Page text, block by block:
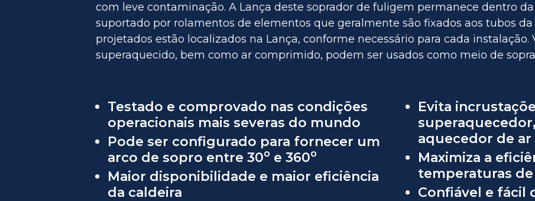
com leve contaminação. A Lança deste soprador de fuligem permanece dentro
suportado por rolamentos de elementos que geralmente são fixados aos tubos
projetados estão localizados na Lança, conforme necessário para cada instalação.
superaquecido, bem como ar comprimido, podem ser usados como meio de
Testado e comprovado nas condições
operacionais mais severas do mundo
Pode ser configurado para fornecer um
arco de sopro entre 30o e 360o
Maior disponibilidade e maior eficiência
da caldeira
Evita
aquecedor de ar
Maximiza a
temperaturas
Confiável e fácil